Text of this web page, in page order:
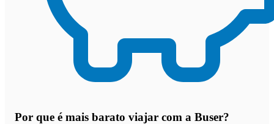
Por que é mais barato viajar com a Buser?